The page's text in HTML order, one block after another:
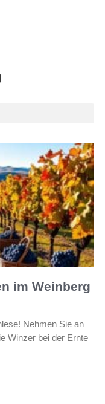
im Weinberg
Nehmen Sie an
Winzer bei der Ernte